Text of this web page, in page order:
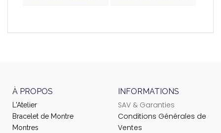
À PROPOS
L'Atelier
Bracelet de Montre
Montres
INFORMATIONS
SAV & Garanties
Conditions Générales de
Ventes